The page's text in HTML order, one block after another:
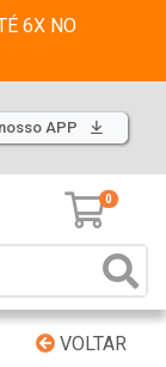
6X NO
APP
0
VOLTAR